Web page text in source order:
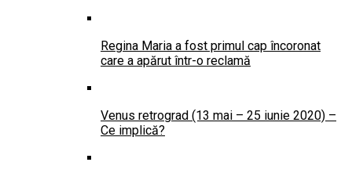
Regina Maria a fost primul cap încoronat
care a apărut într-o reclamă
Venus retrograd (13 mai – 25 iunie 2020) –
Ce implică?